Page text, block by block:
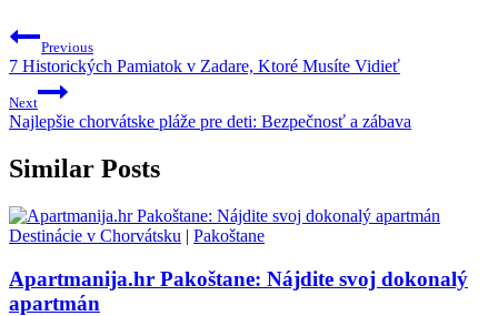
Previous
7 Historických Pamiatok v Zadare, Ktoré Musíte Vidieť
Next
Najlepšie chorvátske pláže pre deti: Bezpečnosť a zábava
Similar Posts
Destinácie v Chorvátsku | Pakoštane
Apartmanija.hr Pakoštane: Nájdite svoj dokonalý
apartmán